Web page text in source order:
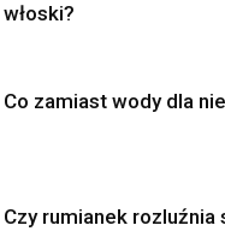
włoski?
Co zamiast wody dla
Czy rumianek rozluźnia